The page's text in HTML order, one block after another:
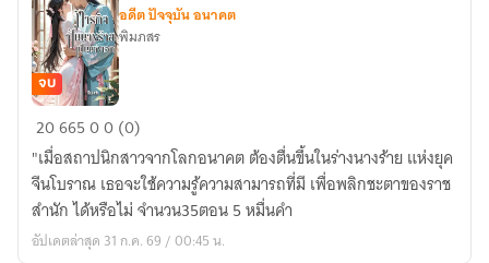
ภารกิจ
ปั้น
นาง
ร้าย
เป็น
นางเอก
จบ
อดีต ปัจจุบัน อนาคต
พิมภสร
2066500 (0)
"เมื่อสถาปนิกสาวจากโลกอนาคต ต้องตื่นขึ้นในร่างนางร้าย แห่งยุค
จีนโบราณ เธอจะใช้ความรู้ความสามารถที่มี เพื่อพลิกชะตาของราช
สำนัก ได้หรือไม่ จำนวน35ตอน 5 หมื่นคำ
อัปเดตล่าสุด 31 ก.ค. 69 / 00:45 น.